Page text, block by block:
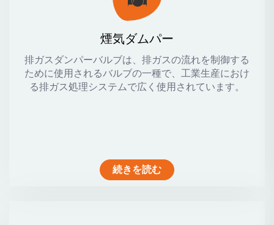
煙気ダムパー
排ガスダンパーバルブは、排ガスの流れを制御する
ために使用されるバルブの一種で、工業生産におけ
る排ガス処理システムで広く使用されています。
続きを読む